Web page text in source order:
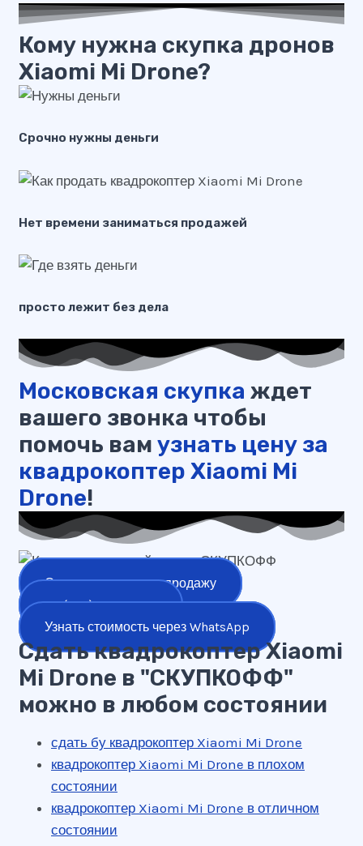
Кому нужна скупка дронов
Xiaomi Mi Drone?
Срочно нужны деньги
Нет времени заниматься продажей
просто лежит без дела
Московская скупка ждет
вашего звонка чтобы
помочь вам узнать цену за
квадрокоптер Xiaomi Mi
Drone!
Оставить заявку на продажу
+7 (977) 777-25-24
Узнать стоимость через WhatsApp
Сдать квадрокоптер Xiaomi
Mi Drone в "СКУПКОФФ"
можно в любом состоянии
сдать бу квадрокоптер Xiaomi Mi Drone
квадрокоптер Xiaomi Mi Drone в плохом
состоянии
квадрокоптер Xiaomi Mi Drone в отличном
состоянии